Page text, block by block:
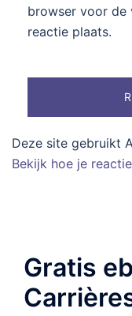
browser voor de
reactie plaats.
Deze site gebruikt
Bekijk hoe je
Gratis